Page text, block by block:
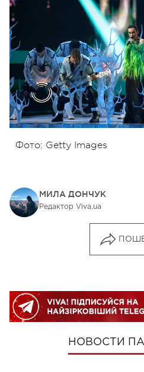
Фото: Getty Images
МИЛА ДОНЧУК
Редактор Viva.ua
НОВОСТИ